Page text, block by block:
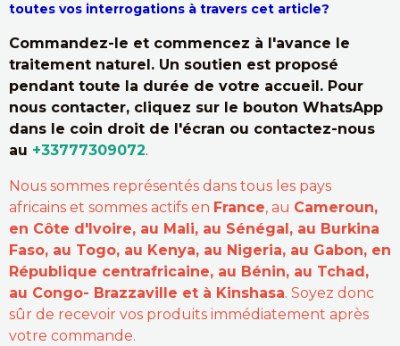
toutes vos interrogations à travers cet article?
Commandez-le et commencez à l'avance le
traitement naturel. Un soutien est proposé
pendant toute la durée de votre accueil. Pour
nous contacter, cliquez sur le bouton WhatsApp
dans le coin droit de l'écran ou contactez-nous
au +33777309072.
Nous sommes représentés dans tous les pays
africains et sommes actifs en France, au Cameroun,
en Côte d'Ivoire, au Mali, au Sénégal, au Burkina
Faso, au Togo, au Kenya, au Nigeria, au Gabon, en
République centrafricaine, au Bénin, au Tchad,
au Congo- Brazzaville et à Kinshasa. Soyez donc
sûr de recevoir vos produits immédiatement après
votre commande.